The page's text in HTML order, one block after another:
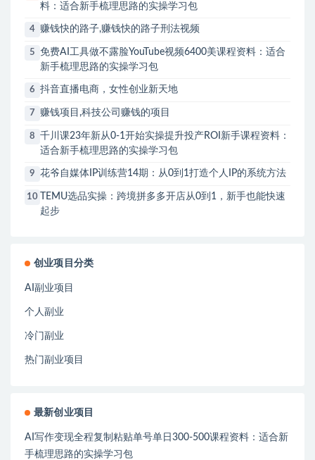
料：适合新手梳理思路的实操学习包
4 赚钱快的路子,赚钱快的路子刑法视频
5
免费AI工具做不露脸YouTube视频6400美课程资料：适合
新手梳理思路的实操学习包
6 抖音直播电商，女性创业新天地
7 赚钱项目,科技公司赚钱的项目
8
千川课23年新从0-1开始实操提升投产ROI新手课程资料：
适合新手梳理思路的实操学习包
9 花爷自媒体IP训练营14期：从0到1打造个人IP的系统方法
10
TEMU选品实操：跨境拼多多开店从0到1，新手也能快速
起步
创业项目分类
AI副业项目
个人副业
冷门副业
热门副业项目
最新创业项目
AI写作变现全程复制粘贴单号单日300-500课程资料：适合新
手梳理思路的实操学习包